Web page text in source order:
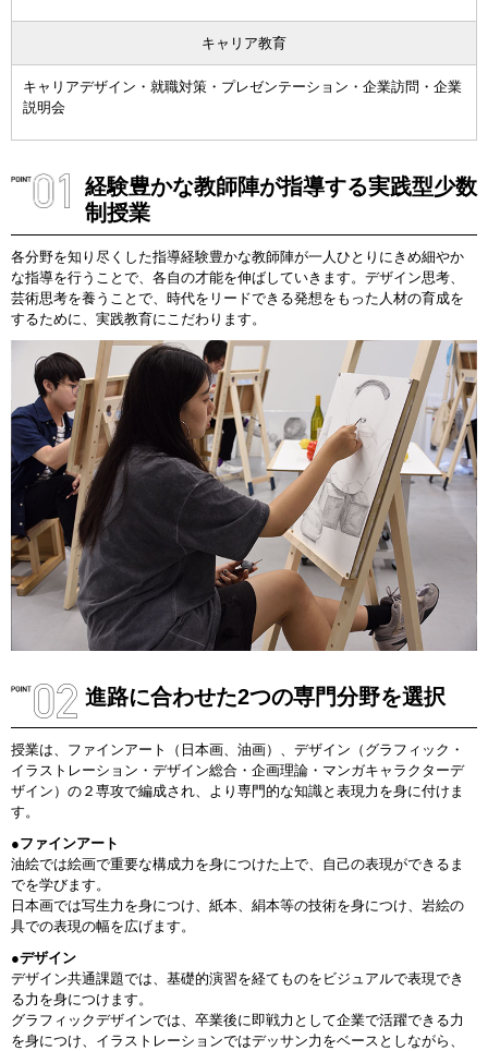
キャリア教育
キャリアデザイン・就職対策・プレゼンテーション・企業訪問・企業
説明会
経験豊かな教師陣が指導する実践型少数
制授業
各分野を知り尽くした指導経験豊かな教師陣が一人ひとりにきめ細やか
な指導を行うことで、各自の才能を伸ばしていきます。デザイン思考、
芸術思考を養うことで、時代をリードできる発想をもった人材の育成を
するために、実践教育にこだわります。
進路に合わせた2つの専門分野を選択
授業は、ファインアート（日本画、油画）、デザイン（グラフィック・
イラストレーション・デザイン総合・企画理論・マンガキャラクターデ
ザイン）の２専攻で編成され、より専門的な知識と表現力を身に付けま
す。
●ファインアート
油絵では絵画で重要な構成力を身につけた上で、自己の表現ができるま
でを学びます。
日本画では写生力を身につけ、紙本、絹本等の技術を身につけ、岩絵の
具での表現の幅を広げます。
●デザイン
デザイン共通課題では、基礎的演習を経てものをビジュアルで表現でき
る力を身につけます。
グラフィックデザインでは、卒業後に即戦力として企業で活躍できる力
を身につけ、イラストレーションではデッサン力をベースとしながら、